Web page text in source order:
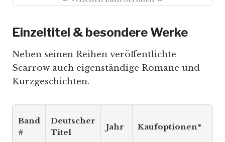
Einzeltitel & besondere Werke
Neben seinen Reihen veröffentlichte
Scarrow auch eigenständige Romane und
Kurzgeschichten.
Band
#
Deutscher
Titel
Jahr Kaufoptionen*